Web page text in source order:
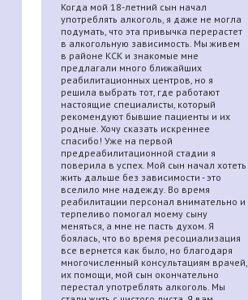
Когда мой 18-летний сын начал
употреблять алкоголь, я даже не могла
подумать, что эта привычка перерастет
в алкогольную зависимость. Мы живем
в районе КСК и знакомые мне
предлагали много ближайших
реабилитационных центров, но я
решила выбрать тот, где работают
настоящие специалисты, который
рекомендуют бывшие пациенты и их
родные. Хочу сказать искреннее
спасибо! Уже на первой
предреабилитационной стадии я
поверила в успех. Мой сын начал хотеть
жить дальше без зависимости - это
вселило мне надежду. Во время
реабилитации персонал внимательно и
терпеливо помогал моему сыну
меняться, а мне не пасть духом. Я
боялась, что во время ресоциализация
все вернется как было, но благодаря
многочисленный консультациям врачей,
их помощи, мой сын окончательно
перестал употреблять алкоголь. Мы